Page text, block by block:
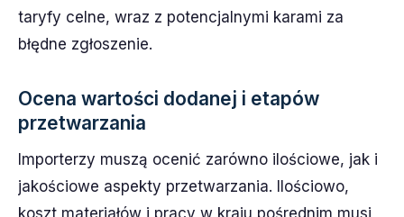
taryfy celne, wraz z potencjalnymi karami za
błędne zgłoszenie.
Ocena wartości dodanej i etapów
przetwarzania
Importerzy muszą ocenić zarówno ilościowe, jak i
jakościowe aspekty przetwarzania. Ilościowo,
koszt materiałów i pracy w kraju pośrednim musi